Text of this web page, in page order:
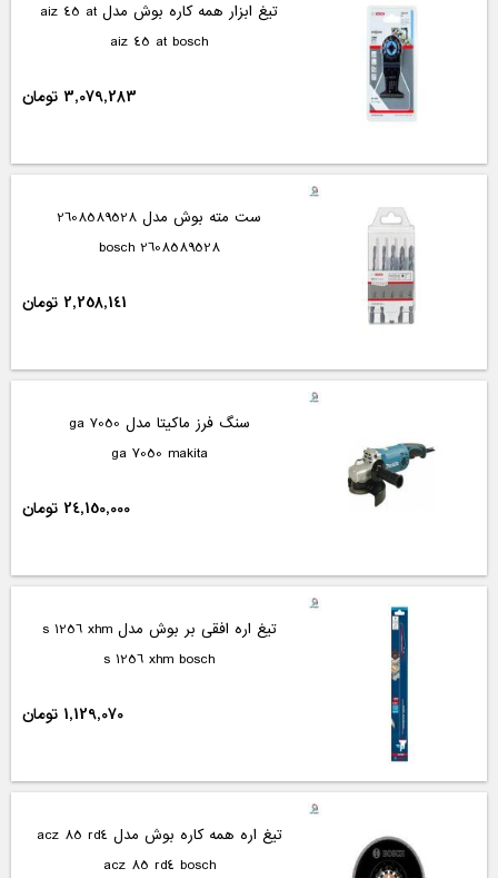
تیغ ابزار همه کاره بوش مدل aiz 45 at
aiz 45 at bosch
3,079,283 تومان
ست مته بوش مدل 2608589528
2608589528 bosch
2,258,141 تومان
سنگ فرز ماکیتا مدل ga 7050
ga 7050 makita
24,150,000 تومان
تیغ اره افقی بر بوش مدل s 1256 xhm
s 1256 xhm bosch
1,129,070 تومان
تیغ اره همه کاره بوش مدل acz 85 rd4
acz 85 rd4 bosch